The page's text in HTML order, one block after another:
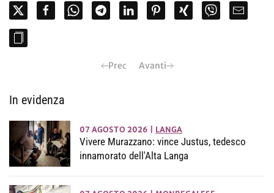
Prec Avanti
In evidenza
07 AGOSTO 2026 LANGA
Vivere Murazzano: vince Justus, tedesco
innamorato dell'Alta Langa